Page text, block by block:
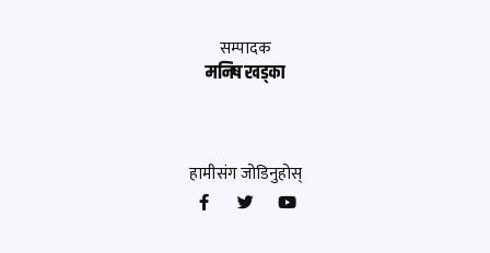
सम्पादक
मनिष खड्का
हामीसंग जोडिनुहोस्